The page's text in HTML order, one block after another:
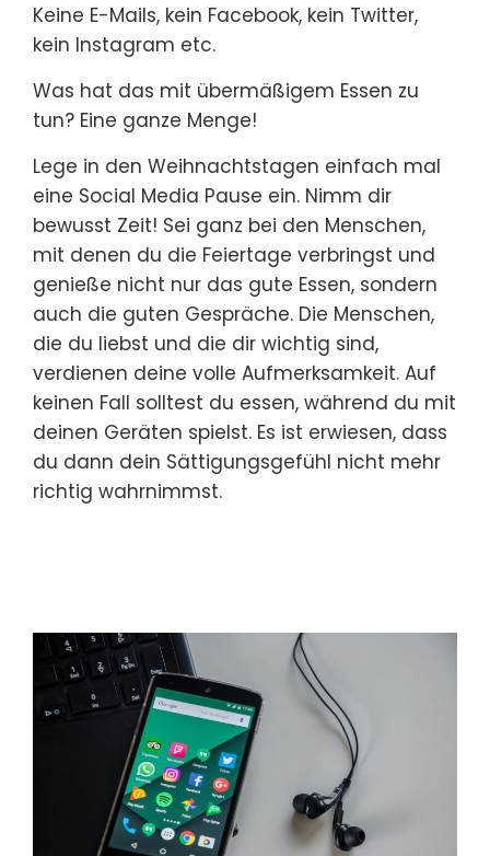
Keine E-Mails, kein Facebook, kein Twitter,
kein Instagram etc.
Was hat das mit übermäßigem Essen zu
tun? Eine ganze Menge!
Lege in den Weihnachtstagen einfach mal
eine Social Media Pause ein. Nimm dir
bewusst Zeit! Sei ganz bei den Menschen,
mit denen du die Feiertage verbringst und
genieße nicht nur das gute Essen, sondern
auch die guten Gespräche. Die Menschen,
die du liebst und die dir wichtig sind,
verdienen deine volle Aufmerksamkeit. Auf
keinen Fall solltest du essen, während du mit
deinen Geräten spielst. Es ist erwiesen, dass
du dann dein Sättigungsgefühl nicht mehr
richtig wahrnimmst.